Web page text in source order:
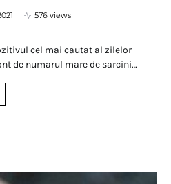
576 views
cel mai cautat al zilelor
de numarul mare de sarcini…